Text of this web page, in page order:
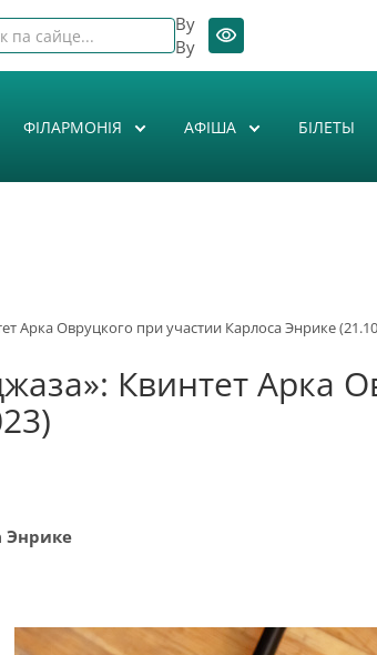
By
By
ФІЛАРМОНІЯ АФIША БІЛЕТЫ
Арка Овруцкого при участии Карлоса Энрике
Квинтет Арка
Энрике